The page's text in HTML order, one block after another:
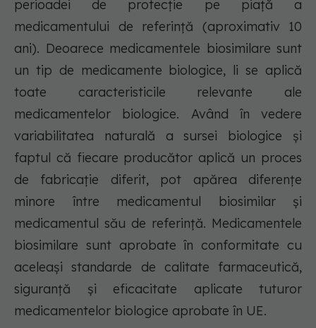
perioadei de protecție pe piață a
medicamentului de referință (aproximativ 10
ani). Deoarece medicamentele biosimilare sunt
un tip de medicamente biologice, li se aplică
toate caracteristicile relevante ale
medicamentelor biologice. Având în vedere
variabilitatea naturală a sursei biologice și
faptul că fiecare producător aplică un proces
de fabricație diferit, pot apărea diferențe
minore între medicamentul biosimilar și
medicamentul său de referință. Medicamentele
biosimilare sunt aprobate în conformitate cu
aceleași standarde de calitate farmaceutică,
siguranță și eficacitate aplicate tuturor
medicamentelor biologice aprobate în UE.